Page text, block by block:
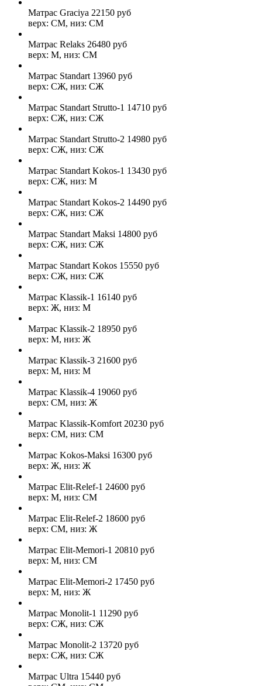
Матрас Graciya 22150 руб
верх: СМ, низ: СМ
Матрас Relaks 26480 руб
верх: М, низ: СМ
Матрас Standart 13960 руб
верх: СЖ, низ: СЖ
Матрас Standart Strutto-1 14710 руб
верх: СЖ, низ: СЖ
Матрас Standart Strutto-2 14980 руб
верх: СЖ, низ: СЖ
Матрас Standart Kokos-1 13430 руб
верх: СЖ, низ: М
Матрас Standart Kokos-2 14490 руб
верх: СЖ, низ: СЖ
Матрас Standart Maksi 14800 руб
верх: СЖ, низ: СЖ
Матрас Standart Kokos 15550 руб
верх: СЖ, низ: СЖ
Матрас Klassik-1 16140 руб
верх: Ж, низ: М
Матрас Klassik-2 18950 руб
верх: М, низ: Ж
Матрас Klassik-3 21600 руб
верх: М, низ: М
Матрас Klassik-4 19060 руб
верх: СМ, низ: Ж
Матрас Klassik-Komfort 20230 руб
верх: СМ, низ: СМ
Матрас Kokos-Maksi 16300 руб
верх: Ж, низ: Ж
Матрас Elit-Relef-1 24600 руб
верх: М, низ: СМ
Матрас Elit-Relef-2 18600 руб
верх: СМ, низ: Ж
Матрас Elit-Memori-1 20810 руб
верх: М, низ: СМ
Матрас Elit-Memori-2 17450 руб
верх: М, низ: Ж
Матрас Monolit-1 11290 руб
верх: СЖ, низ: СЖ
Матрас Monolit-2 13720 руб
верх: СЖ, низ: СЖ
Матрас Ultra 15440 руб